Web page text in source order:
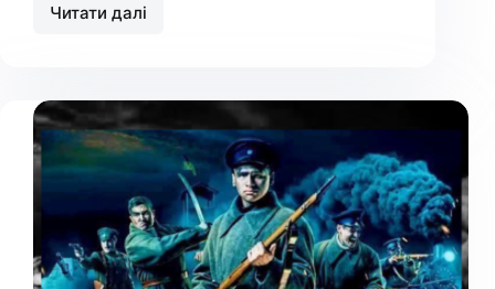
Читати даліВшановуємо
кримських
татар